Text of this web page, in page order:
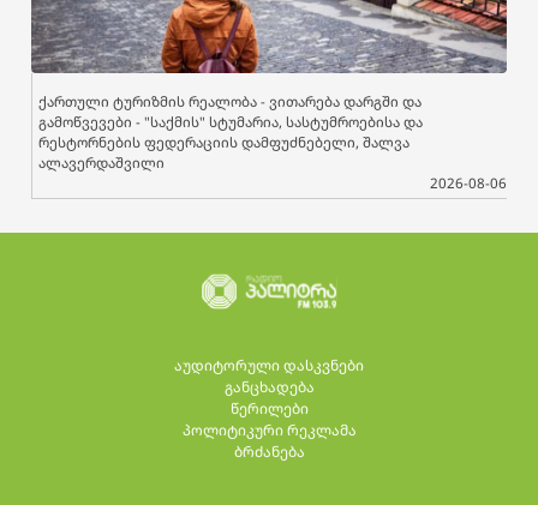
ქართული ტურიზმის რეალობა - ვითარება დარგში და
გამოწვევები - "საქმის" სტუმარია, სასტუმროებისა და
რესტორნების ფედერაციის დამფუძნებელი, შალვა
ალავერდაშვილი
2026-08-06
აუდიტორული დასკვნები
განცხადება
წერილები
პოლიტიკური რეკლამა
ბრძანება